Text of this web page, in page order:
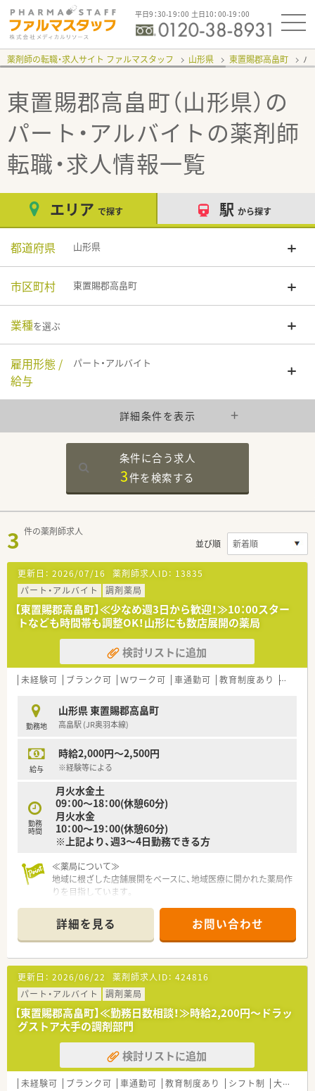
平日9：30-19：00 土日10：00-19：00
薬剤師の転職・求人サイト ファルマスタッフ 山形県 東置賜郡高畠町 パ
東置賜郡高畠町（山形県）の
パート・アルバイト の薬剤師
転職・求人情報一覧
エリア で探す 駅 から探す
都道府県 山形県
市区町村 東置賜郡高畠町
業種を選ぶ
雇用形態 /
給与
パート・アルバイト
詳細条件を表示
条件に合う求人
3件を検索する
3 件の薬剤師求人
並び順
更新日： 2026/07/16 薬剤師求人ID： 13835
パート・アルバイト
調剤薬局
【東置賜郡高畠町】≪少なめ週3日から歓迎！≫10：00スター
トなども時間帯も調整OK！山形にも数店展開の薬局
検討リストに追加
未経験可 ブランク可 Ｗワーク可 車通勤可 教育制度あり 大手チ
勤務地
山形県 東置賜郡高畠町
高畠駅 (JR奥羽本線)
給与
時給2,000円～2,500円
※経験等による
勤務
時間
月火水金土
09：00～18：00(休憩60分)
月火水金
10：00～19：00(休憩60分)
※上記より、週3～4日勤務できる方
≪薬局について≫
地域に根ざした店舗展開をベースに、地域医療に開かれた薬局作
りを目指しています。
詳細を見る お問い合わせ
更新日： 2026/06/22 薬剤師求人ID： 424816
パート・アルバイト
調剤薬局
【東置賜郡高畠町】≪勤務日数相談！≫時給2,200円～ドラッ
グストア大手の調剤部門
検討リストに追加
未経験可 ブランク可 車通勤可 教育制度あり シフト制 大手チェーン